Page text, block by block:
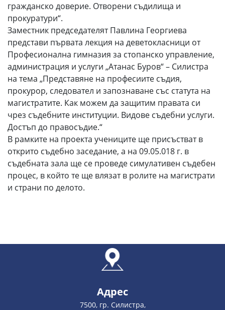
гражданско доверие. Отворени съдилища и
прокуратури“.
Заместник председателят Павлина Георгиева
представи първата лекция на деветокласници от
Професионална гимназия за стопанско управление,
администрация и услуги „Атанас Буров“ – Силистра
на тема „Представяне на професиите съдия,
прокурор, следовател и запознаване със статута на
магистратите. Как можем да защитим правата си
чрез съдебните институции. Видове съдебни услуги.
Достъп до правосъдие.“
В рамките на проекта учениците ще присъстват в
открито съдебно заседание, а на 09.05.018 г. в
съдебната зала ще се проведе симулативен съдебен
процес, в който те ще влязат в ролите на магистрати
и страни по делото.
Адрес
7500, гр. Силистра,